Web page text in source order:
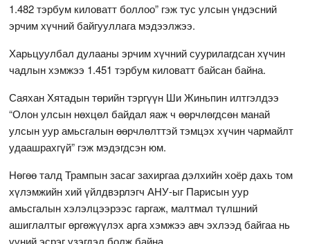
1.482 тэрбум киловатт боллоо” гэж тус улсын үндэсний
эрчим хүчний байгууллага мэдээлжээ.
Харьцуулбал дулааны эрчим хүчний суурилагдсан хүчин
чадлын хэмжээ 1.451 тэрбум киловатт байсан байна.
Саяхан Хятадын төрийн тэргүүн Ши Жиньпин илтгэлдээ
“Олон улсын нөхцөл байдал яаж ч өөрчлөгдсөн манай
улсын уур амьсгалын өөрчлөлттэй тэмцэх хүчин чармайлт
удаашрахгүй” гэж мэдэгдсэн юм.
Нөгөө талд Трампын засаг захиргаа дэлхийн хоёр дахь том
хүлэмжийн хий үйлдвэрлэгч АНУ-ыг Парисын уур
амьсгалын хэлэлцээрээс гаргаж, малтмал түлшний
ашиглалтыг өргөжүүлэх арга хэмжээ авч эхлээд байгаа нь
үүний эсрэг үзэгдэл болж байна.